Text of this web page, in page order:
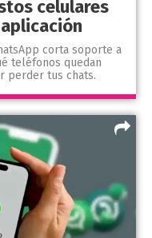
celulares
corta soporte a
teléfonos quedan
perder tus chats.